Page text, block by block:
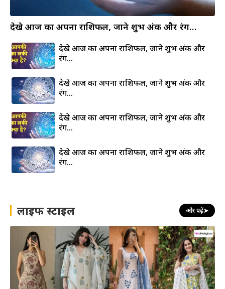
देखे आज का अपना राशिफल, जाने शुभ अंक और रंग…
देखे आज का अपना राशिफल, जाने शुभ अंक और
रंग…
देखे आज का अपना राशिफल, जाने शुभ अंक और
रंग…
देखे आज का अपना राशिफल, जाने शुभ अंक और
रंग…
देखे आज का अपना राशिफल, जाने शुभ अंक और
रंग…
लाइफ स्टाइल और पढ़ें➤